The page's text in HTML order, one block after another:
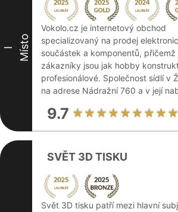
I Místo
Vokolo.cz je internetový obchod
specializovaný na prodej
součástek a komponentů, přičemž
zákazníky jsou jak hobby
profesionálové. Společnost sídlí v
na adrese Nádražní 760 a v její
9.7
SVĚT 3D TISKU
Svět 3D tisku patří mezi hlavní